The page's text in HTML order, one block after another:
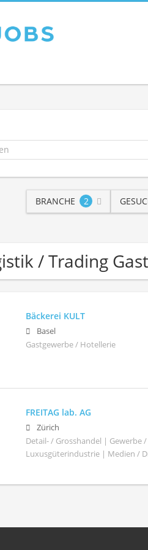
BRANCHE 2
/ Trading
Bäckerei KULT
Basel
Gastgewerbe / Hotellerie
FREITAG lab. AG
Zürich
Detail- / Grosshandel |
Luxusgüterindustrie | Medien /